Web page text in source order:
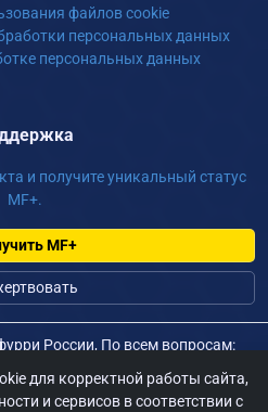
файлов cookie
персональных данных
персональных данных
и получите уникальный статус
MF+.
MF+
России, По всем вопросам:
fur.ru
для корректной работы сайта,
и сервисов в соответствии с